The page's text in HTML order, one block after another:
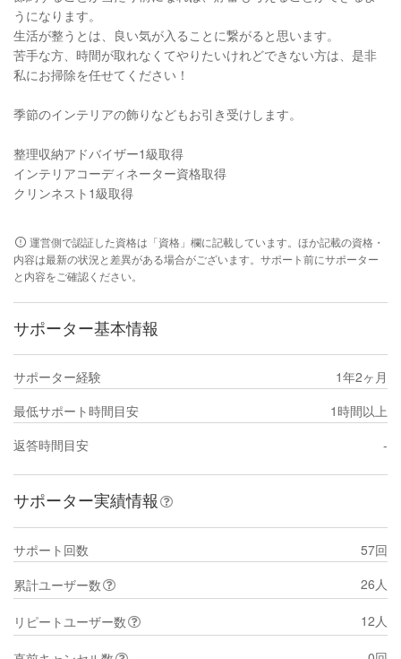
うになります。
生活が整うとは、良い気が入ることに繋がると思います。
苦手な方、時間が取れなくてやりたいけれどできない方は、是非
私にお掃除を任せてください！
季節のインテリアの飾りなどもお引き受けします。
整理収納アドバイザー1級取得
インテリアコーディネーター資格取得
クリンネスト1級取得
運営側で認証した資格は「資格」欄に記載しています。ほか記載の資格・
内容は最新の状況と差異がある場合がございます。サポート前にサポーター
と内容をご確認ください。
サポーター基本情報
サポーター経験
1年2ヶ月
最低サポート時間目安
1時間以上
返答時間目安
-
サポーター実績情報
サポート回数
57回
累計ユーザー数
26人
リピートユーザー数 12人